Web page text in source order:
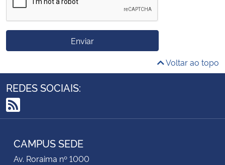
Enviar
Voltar ao topo
REDES SOCIAIS:
RSS
CAMPUS SEDE
Av. Roraima nº 1000